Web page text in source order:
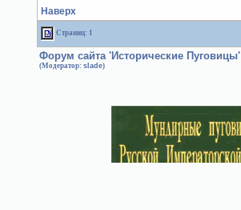
Наверх
Страниц: 1
Форум сайта 'Исторические Пуговицы'
(Модератор: slade)